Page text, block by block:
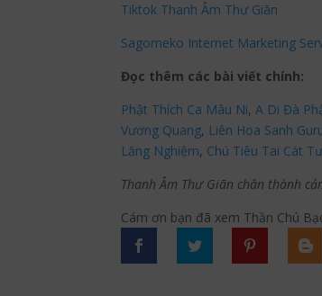
Tiktok Thanh Âm Thư Giãn
Sagomeko Internet Marketing
Đọc thêm các bài viết chính:
Phật Thích Ca Mâu Ni, A Di Đà
Vương Quang, Liên Hoa Sanh
Lăng Nghiệm, Chú Tiêu Tai Cát
Thanh Âm Thư Giãn chân thành
Cám ơn bạn đã xem Thần Chú